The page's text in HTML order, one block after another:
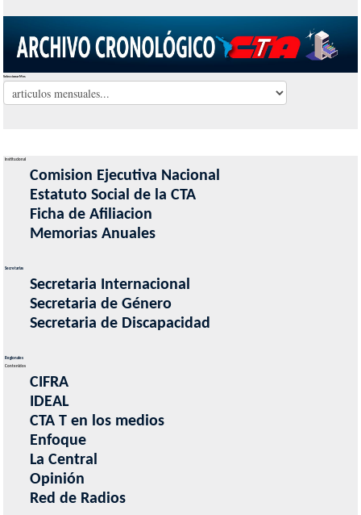
Seleccionar Mes
Institucional
Comision Ejecutiva Nacional
Estatuto Social de la CTA
Ficha de Afiliacion
Memorias Anuales
Secretarias
Secretaria Internacional
Secretaria de Género
Secretaria de Discapacidad
Regionales
Contenidos
CIFRA
IDEAL
CTA T en los medios
Enfoque
La Central
Opinión
Red de Radios